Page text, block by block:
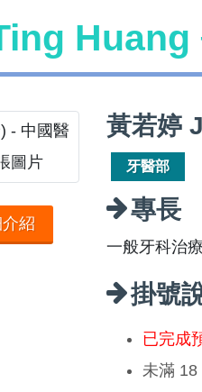
Huang
紹
黃若婷
牙醫部
專長
一般牙科治
掛號
已完成
未滿 18